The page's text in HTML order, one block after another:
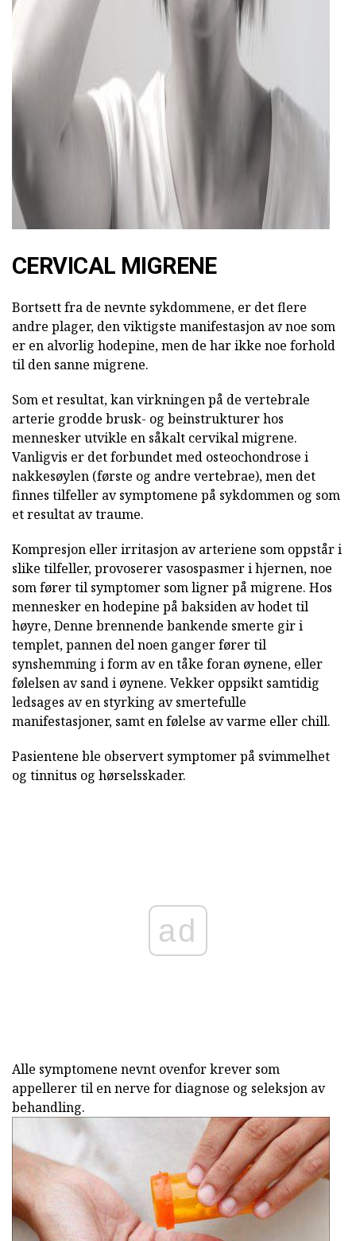
CERVICAL MIGRENE
Bortsett fra de nevnte sykdommene, er det flere
andre plager, den viktigste manifestasjon av noe som
er en alvorlig hodepine, men de har ikke noe forhold
til den sanne migrene.
Som et resultat, kan virkningen på de vertebrale
arterie grodde brusk- og beinstrukturer hos
mennesker utvikle en såkalt cervikal migrene.
Vanligvis er det forbundet med osteochondrose i
nakkesøylen (første og andre vertebrae), men det
finnes tilfeller av symptomene på sykdommen og som
et resultat av traume.
Kompresjon eller irritasjon av arteriene som oppstår i
slike tilfeller, provoserer vasospasmer i hjernen, noe
som fører til symptomer som ligner på migrene. Hos
mennesker en hodepine på baksiden av hodet til
høyre,Denne brennende bankende smerte giri
templet, pannen del noen ganger fører til
synshemming i form av en tåke foran øynene, eller
følelsen av sand i øynene. Vekker oppsikt samtidig
ledsages av en styrking av smertefulle
manifestasjoner, samt en følelse av varme eller chill.
Pasientene ble observert symptomer på svimmelhet
og tinnitus og hørselsskader.
ad
Alle symptomene nevnt ovenfor krever som
appellerer til en nerve for diagnose og seleksjon av
behandling.